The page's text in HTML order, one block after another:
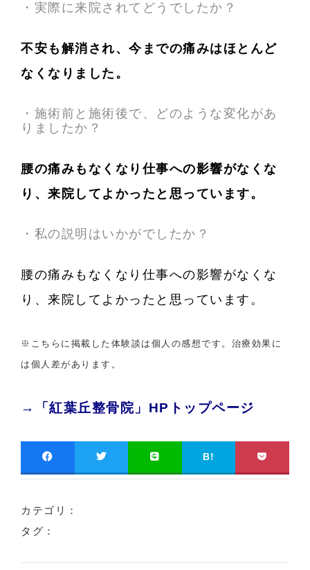
・実際に来院されてどうでしたか？
不安も解消され、今までの痛みはほとんど
なくなりました。
・施術前と施術後で、どのような変化があ
りましたか？
腰の痛みもなくなり仕事への影響がなくな
り、来院してよかったと思っています。
・私の説明はいかがでしたか？
腰の痛みもなくなり仕事への影響がなくな
り、来院してよかったと思っています。
※こちらに掲載した体験談は個人の感想です。治療効果に
は個人差があります。
→「紅葉丘整骨院」HPトップページ
B!
カテゴリ：
タグ：